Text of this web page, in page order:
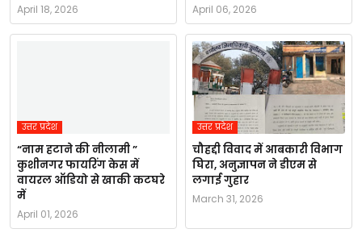
April 18, 2026 April 06, 2026
उत्तर प्रदेश
“नाम हटाने की नीलामी ”
कुशीनगर फायरिंग केस में
वायरल ऑडियो से खाकी कटघरे
में
April 01, 2026
उत्तर प्रदेश
चौहद्दी विवाद में आबकारी विभाग
घिरा, अनुज्ञापन ने डीएम से
लगाई गुहार
March 31, 2026